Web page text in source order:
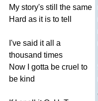
My story's still the same
Hard as it is to tell
I've said it all
a
thousand times
Now
gotta be cruel to
be kind